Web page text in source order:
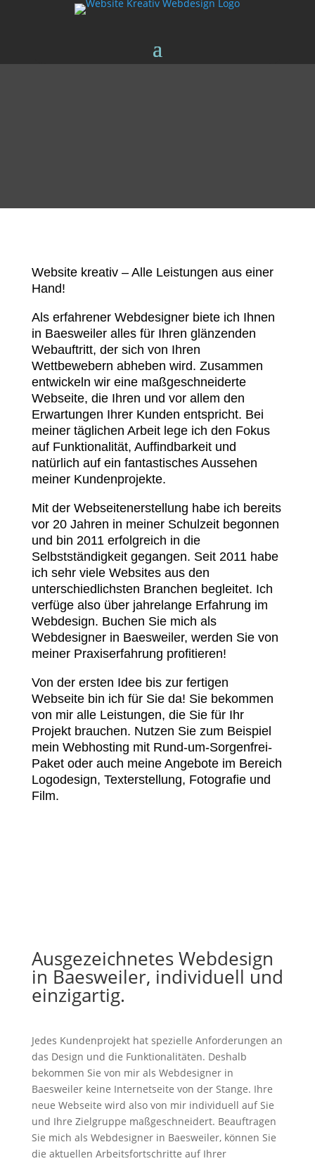
Website kreativ – Alle Leistungen aus einer
Hand!
Als erfahrener Webdesigner biete ich Ihnen
in Baesweiler alles für Ihren glänzenden
Webauftritt, der sich von Ihren
Wettbewebern abheben wird. Zusammen
entwickeln wir eine maßgeschneiderte
Webseite, die Ihren und vor allem den
Erwartungen Ihrer Kunden entspricht. Bei
meiner täglichen Arbeit lege ich den Fokus
auf Funktionalität, Auffindbarkeit und
natürlich auf ein fantastisches Aussehen
meiner Kundenprojekte.
Mit der Webseitenerstellung habe ich bereits
vor 20 Jahren in meiner Schulzeit begonnen
und bin 2011 erfolgreich in die
Selbstständigkeit gegangen. Seit 2011 habe
ich sehr viele Websites aus den
unterschiedlichsten Branchen begleitet. Ich
verfüge also über jahrelange Erfahrung im
Webdesign. Buchen Sie mich als
Webdesigner in Baesweiler, werden Sie von
meiner Praxiserfahrung profitieren!
Von der ersten Idee bis zur fertigen
Webseite bin ich für Sie da! Sie bekommen
von mir alle Leistungen, die Sie für Ihr
Projekt brauchen. Nutzen Sie zum Beispiel
mein Webhosting mit Rund-um-Sorgenfrei-
Paket oder auch meine Angebote im Bereich
Logodesign, Texterstellung, Fotografie und
Film.
Ausgezeichnetes Webdesign
in Baesweiler, individuell und
einzigartig.
Jedes Kundenprojekt hat spezielle Anforderungen an
das Design und die Funktionalitäten. Deshalb
bekommen Sie von mir als Webdesigner in
Baesweiler keine Internetseite von der Stange. Ihre
neue Webseite wird also von mir individuell auf Sie
und Ihre Zielgruppe maßgeschneidert. Beauftragen
Sie mich als Webdesigner in Baesweiler, können Sie
die aktuellen Arbeitsfortschritte auf Ihrer